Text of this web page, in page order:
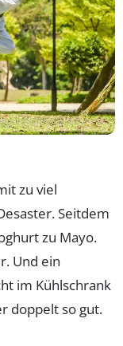
zu viel
Seitdem
zu Mayo.
Und ein
im Kühlschrank
doppelt so gut.